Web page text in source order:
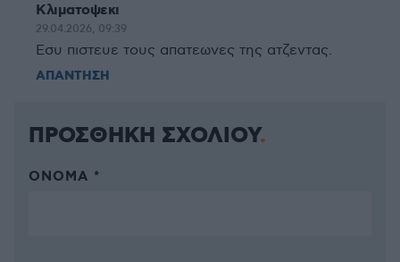
Κλιματοψεκι
29.04.2026, 09:39
Εσυ πιστευε τους απατεωνες της ατζεντας.
ΑΠΑΝΤΗΣΗ
ΠΡΟΣΘΗΚΗ ΣΧΟΛΙΟΥ
ΌΝΟΜΑ *